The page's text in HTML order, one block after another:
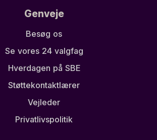
Genveje
Besøg os
Se vores 24 valgfag
Hverdagen på SBE
Støttekontaktlærer
Vejleder
Privatlivspolitik